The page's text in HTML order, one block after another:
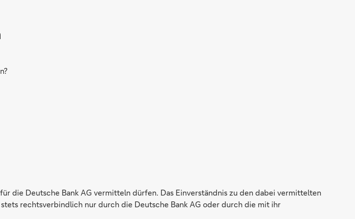
die Deutsche Bank AG vermitteln dürfen. Das Einverständnis zu den dabei vermittelten
rechtsverbindlich nur durch die Deutsche Bank AG oder durch die mit ihr